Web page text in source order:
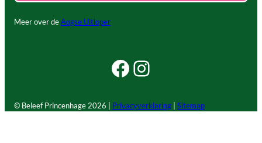
Meer over deAogse Uitloper
Facebook Beleef Princenhage
Instagram Beleef Princenhage
© Beleef Princenhage 2026 | Privacyverklaring | Sitemap